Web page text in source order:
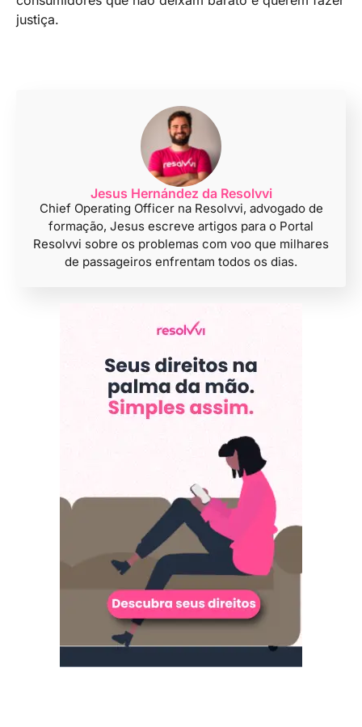
justiça.
Jesus Hernández da Resolvvi
Chief Operating Officer na Resolvvi, advogado de
formação, Jesus escreve artigos para o Portal
Resolvvi sobre os problemas com voo que milhares
de passageiros enfrentam todos os dias.